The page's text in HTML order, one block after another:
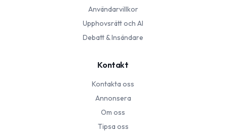
Användarvillkor
Upphovsrätt och AI
Debatt & Insändare
Kontakt
Kontakta oss
Annonsera
Om oss
Tipsa oss